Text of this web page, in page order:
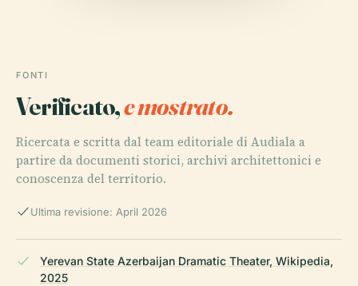
FONTI
Verificato,e mostrato.
Ricercata e scritta dal team editoriale di Audiala a
partire da documenti storici, archivi architettonici e
conoscenza del territorio.
Ultima revisione: April 2026
Yerevan State Azerbaijan Dramatic Theater, Wikipedia,
2025